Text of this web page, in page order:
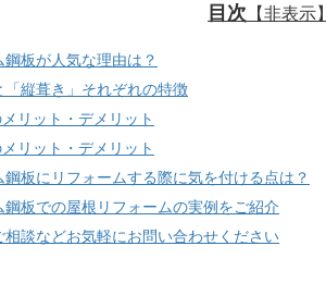
目次 【非表示】
板が人気な理由は？
「縦葺き」それぞれの特徴
リット・デメリット
リット・デメリット
鋼板にリフォームする際に気を付ける点は？
鋼板での屋根リフォームの実例をご紹介
相談などお気軽にお問い合わせください